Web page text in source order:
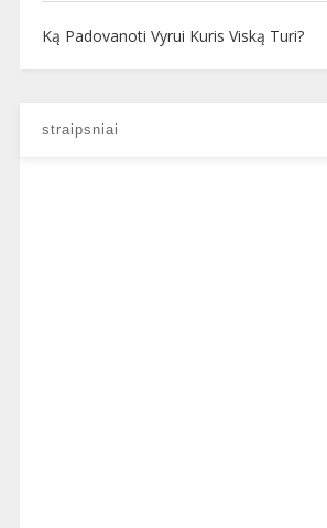
Ką Padovanoti Vyrui Kuris Viską Turi?
straipsniai